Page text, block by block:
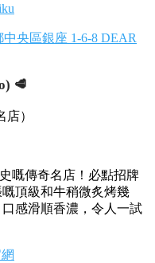
中央區銀座 1-6-8 DEAR
🥩
店）
嘅傳奇名店！必點招牌
嘅頂級和牛稍微炙烤幾
感滑順香濃，令人一試